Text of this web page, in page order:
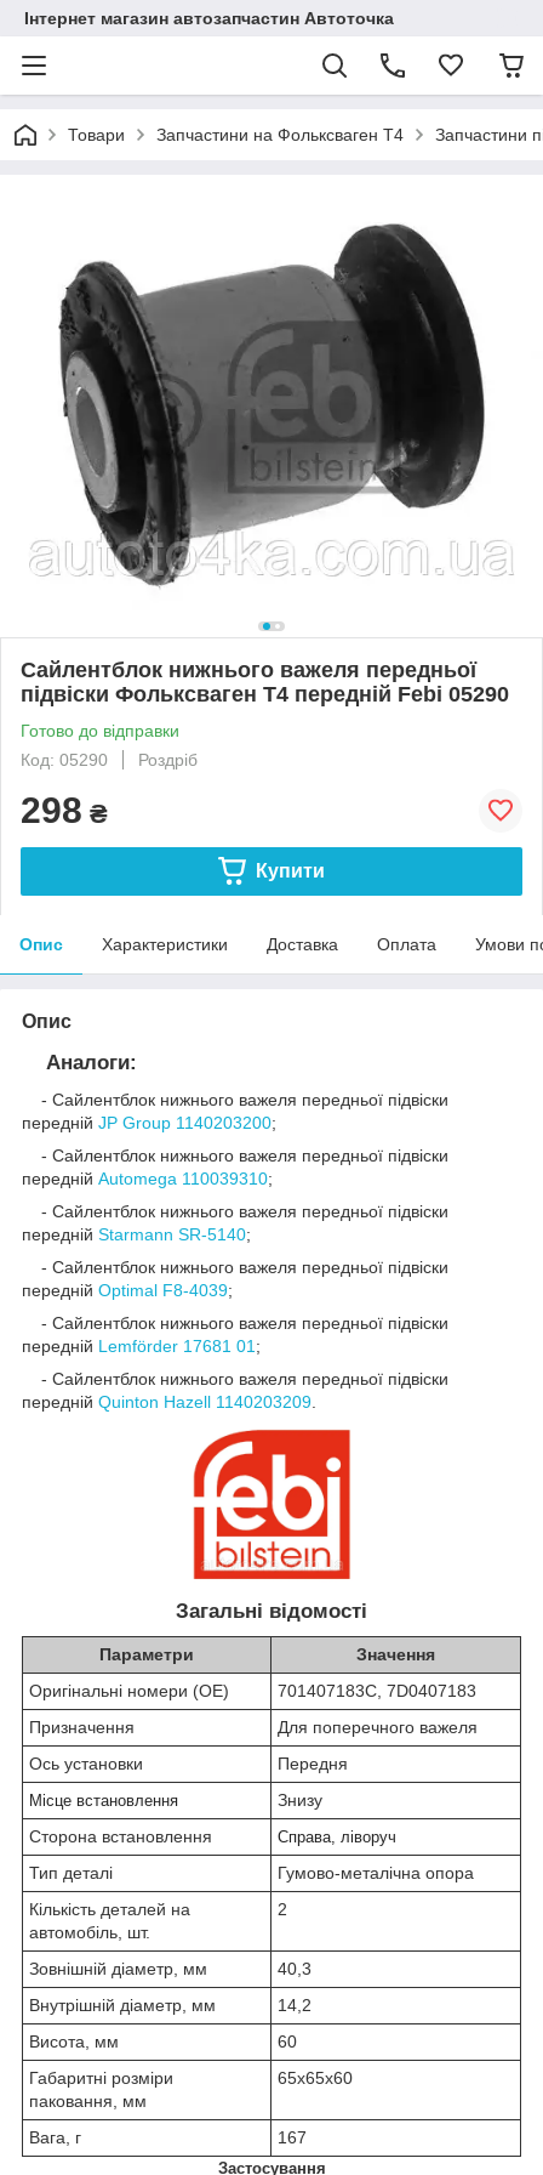
Інтернет магазин автозапчастин Автоточка
Товари Запчастини на Фольксваген Т4 Запчастини
Сайлентблок нижнього важеля передньої
підвіски Фольксваген Т4 передній Febi 05290
Готово до відправки
Код: 05290
Роздріб
298 ₴
Купити
Опис Характеристики Доставка Оплата Умови
Опис
Аналоги:
- Сайлентблок нижнього важеля передньої підвіски
передній JP Group 1140203200;
- Сайлентблок нижнього важеля передньої підвіски
передній Automega 110039310;
- Сайлентблок нижнього важеля передньої підвіски
передній Starmann SR-5140;
- Сайлентблок нижнього важеля передньої підвіски
передній Optimal F8-4039;
- Сайлентблок нижнього важеля передньої підвіски
передній Lemförder 17681 01 ;
- Сайлентблок нижнього важеля передньої підвіски
передній Quinton Hazell 1140203209
Загальні відомості
Параметри
Значення
Оригінальні номери (OE)
701407183C, 7D0407183
Призначення
Для поперечного важеля
Ось установки
Передня
Місце встановлення
Знизу
Сторона встановлення
Справа, ліворуч
Тип деталі
Гумово-металічна опора
Кількість деталей на
автомобіль, шт.
2
Зовнішній діаметр, мм
40,3
Внутрішній діаметр, мм
14,2
Висота, мм
60
Габаритні розміри
паковання, мм
65х65х60
Вага, г 167
Застосування